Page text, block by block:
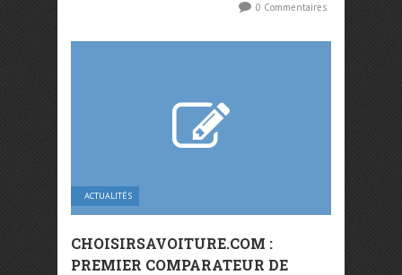
0 Commentaires
ACTUALITÉS
CHOISIRSAVOITURE.COM :
PREMIER COMPARATEUR DE